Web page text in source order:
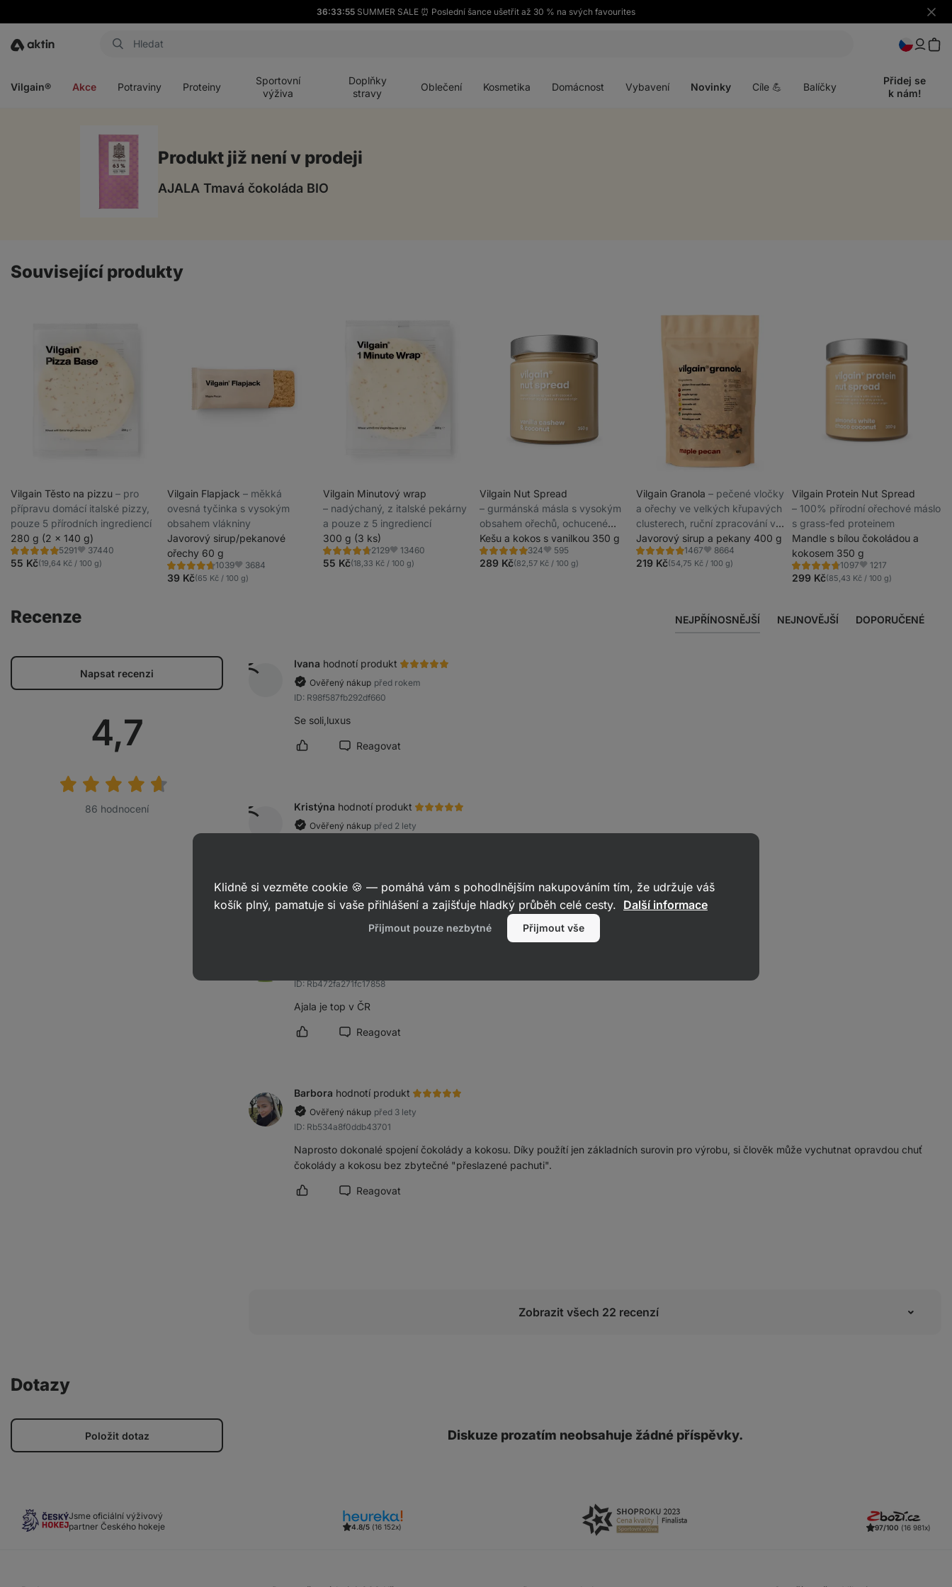
36:33:54 SUMMER SALE ⏰ Poslední šance ušetřit až 30 % na svých favourites
Skrýt
Aktin
Vilgain® Akce Potraviny Proteiny
Sportovní
výživa
Doplňky
stravy
Oblečení Kosmetika Domácnost Vybavení Novinky Cíle 💪 Balíčky
Přidej se
k nám!
Produkt již není v prodeji
AJALA Tmavá čokoláda BIO
Související produkty
Vilgain Těsto na pizzu ⁠–⁠ pro
přípravu domácí italské pizzy,
pouze 5 přírodních ingrediencí
280 g (2 x 140 g)
5291
Hodnocení
4.8/5,
Oblíbené
37440
55 Kč(19,64 Kč / 100 g)
Vilgain Flapjack ⁠–⁠ měkká
ovesná tyčinka s vysokým
obsahem vlákniny
Javorový sirup/pekanové
ořechy 60 g
1039
Hodnocení
4.6/5,
Oblíbené
3684
39 Kč(65 Kč / 100 g)
Vilgain Minutový wrap
⁠–⁠ nadýchaný, z italské pekárny
a pouze z 5 ingrediencí
300 g (3 ks)
2129
Hodnocení
4.6/5,
Oblíbené
13460
55 Kč(18,33 Kč / 100 g)
Vilgain Nut Spread
⁠–⁠ gurmánská másla s vysokým
obsahem ořechů, ochucené
přírodně bez umělých sladidel
Kešu a kokos s vanilkou 350 g
324
Hodnocení
4.8/5,
Oblíbené
595
289 Kč(82,57 Kč / 100 g)
Vilgain Granola ⁠–⁠ pečené vločky
a ořechy ve velkých křupavých
clusterech, ruční zpracování v
malých šaržích pro maximální
čerstvost
Javorový sirup a pekany 400 g
1467
Hodnocení
4.8/5,
Oblíbené
8664
219 Kč(54,75 Kč / 100 g)
Vilgain Protein Nut Spread
⁠–⁠ 100% přírodní ořechové máslo
s grass-fed proteinem
Mandle s bílou čokoládou a
kokosem 350 g
1097
Hodnocení
4.8/5,
Oblíbené
1217
299 Kč(85,43 Kč / 100 g)
Recenze NEJPŘÍNOSNĚJŠÍ NEJNOVĚJŠÍ DOPORUČENÉ
Napsat recenzi
Průměrné
hodnocení:
4,7
86 hodnocení
Ivana hodnotí produkt
Ověřený nákup před rokem
ID: R98f587fb292df660
Se soli,luxus
Označit recenzi jako přínosnou
Reagovat
Kristýna hodnotí produkt
Ověřený nákup před 2 lety
Označit recenzi jako přínosnou
Reagovat
ID: Rb472fa271fc17858
Ajala je top v ČR
Označit recenzi jako přínosnou
Reagovat
Barbora hodnotí produkt
Ověřený nákup před 3 lety
ID: Rb534a8f0ddb43701
Naprosto dokonalé spojení čokolády a kokosu. Díky použítí jen základních surovin pro výrobu, si člověk může vychutnat opravdou chuť
čokolády a kokosu bez zbytečné "přeslazené pachuti".
Označit recenzi jako přínosnou
Reagovat
Zobrazit všech 22 recenzí
Dotazy
Položit dotaz Diskuze prozatím neobsahuje žádné příspěvky.
Jsme oficiální výživový
partner Českého hokeje
4.8/5 (16 152x) 97/100 (16 981x)
Klidně si vezměte cookie 🍪 — pomáhá vám s pohodlnějším nakupováním tím, že udržuje váš
košík plný, pamatuje si vaše přihlášení a zajišťuje hladký průběh celé cesty. Další informace
Přijmout pouze nezbytné Přijmout vše